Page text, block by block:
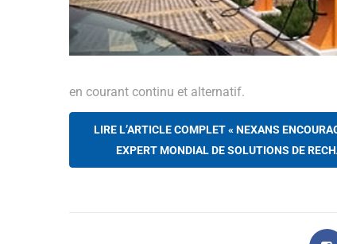
en courant continu et alternatif.
LIRE L’ARTICLE COMPLET « NEXANS
EXPERT MONDIAL DE SOLUTIONS DE